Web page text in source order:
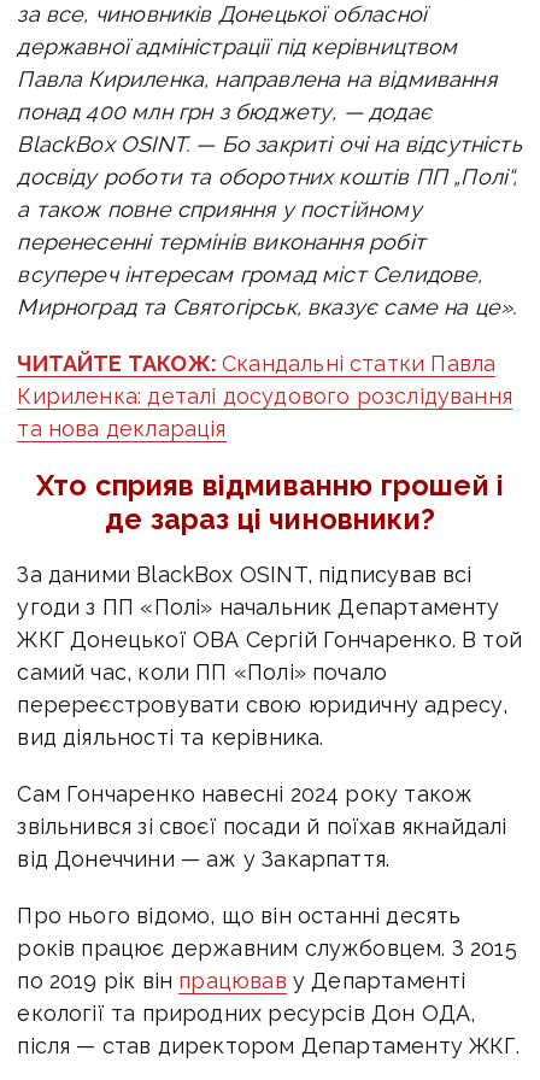
за все, чиновників Донецької обласної
державної адміністрації під керівництвом
Павла Кириленка, направлена на відмивання
понад 400 млн грн з бюджету, — додає
BlackBox OSINT. — Бо закриті очі на відсутність
досвіду роботи та оборотних коштів ПП „Полі“,
а також повне сприяння у постійному
перенесенні термінів виконання робіт
всупереч інтересам громад міст Селидове,
Мирноград та Святогірськ, вказує саме на це».
ЧИТАЙТЕ ТАКОЖ:Скандальні статки Павла
Кириленка: деталі досудового розслідування
та нова декларація
Хто сприяв відмиванню грошей і
де зараз ці чиновники?
За даними BlackBox OSINT, підписував всі
угоди з ПП «Полі» начальник Департаменту
ЖКГ Донецької ОВА Сергій Гончаренко. В той
самий час, коли ПП «Полі» почало
перереєстровувати свою юридичну адресу,
вид діяльності та керівника.
Сам Гончаренко навесні 2024 року також
звільнився зі своєї посади й поїхав якнайдалі
від Донеччини — аж у Закарпаття.
Про нього відомо, що він останні десять
років працює державним службовцем. З 2015
по 2019 рік він працював у Департаменті
екології та природних ресурсів Дон ОДА,
після — став директором Департаменту ЖКГ.